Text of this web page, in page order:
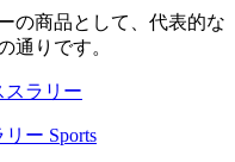
の商品として、代表的な
通りです。
スラリー
ー Sports